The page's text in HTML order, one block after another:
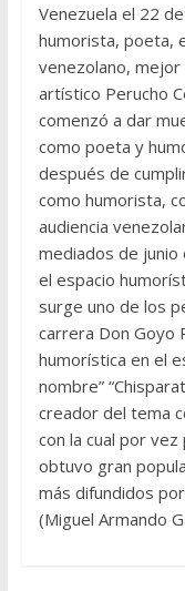
Venezuela el 22
humorista, poeta,
venezolano,
artístico Perucho
comenzó a dar
como poeta y
después de
como humorista,
audiencia
mediados de
el espacio
surge uno de los
carrera Don Goyo
humorística en el
nombre”
creador del tema
con la cual por
obtuvo gran
más difundidos
(Miguel Armando